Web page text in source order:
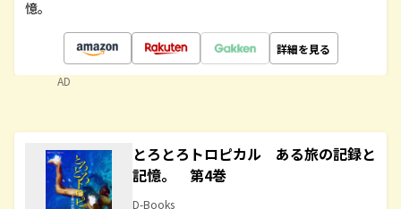
憶。
詳細を見る
AD
とろとろトロピカル ある旅の記録と
記憶。 第4巻
D-Books